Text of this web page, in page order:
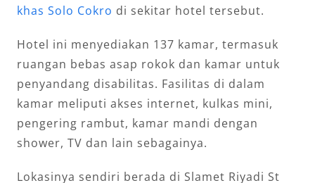
khas Solo Cokro di sekitar hotel tersebut.
Hotel ini menyediakan 137 kamar, termasuk
ruangan bebas asap rokok dan kamar untuk
penyandang disabilitas. Fasilitas di dalam
kamar meliputi akses internet, kulkas mini,
pengering rambut, kamar mandi dengan
shower, TV dan lain sebagainya.
Lokasinya sendiri berada di Slamet Riyadi St